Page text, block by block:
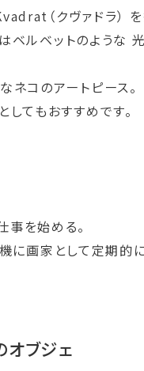
（クヴァドラ）
ベルベットのような
ネコのアートピース。
してもおすすめです。
事を始める。
画家として定期的
オブジェ